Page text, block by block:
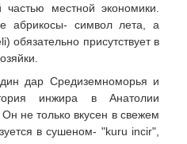
местной экономики.
абрикосы- символ лета, а
обязательно присутствует в
дар Средиземноморья и
инжира в Анатолии
не только вкусен в свежем
в сушеном- "kuru incir",